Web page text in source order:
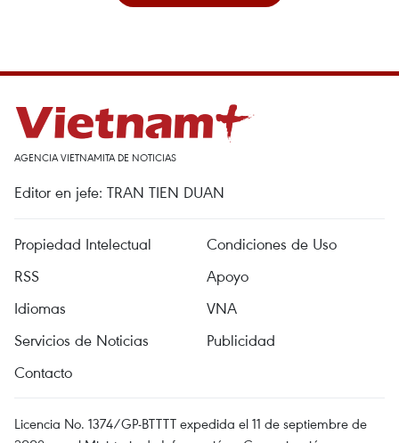
AGENCIA VIETNAMITA DE NOTICIAS
Editor en jefe: TRAN TIEN DUAN
Propiedad Intelectual
Condiciones de Uso
RSS
Apoyo
Idiomas
VNA
Servicios de Noticias
Publicidad
Contacto
Licencia No. 1374/GP-BTTTT expedida el 11 de septiembre de